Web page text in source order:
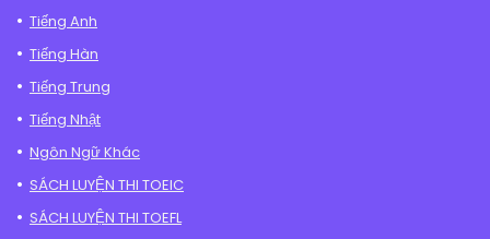
Tiếng Anh
Tiếng Hàn
Tiếng Trung
Tiếng Nhật
Ngôn Ngữ Khác
SÁCH LUYỆN THI TOEIC
SÁCH LUYỆN THI TOEFL